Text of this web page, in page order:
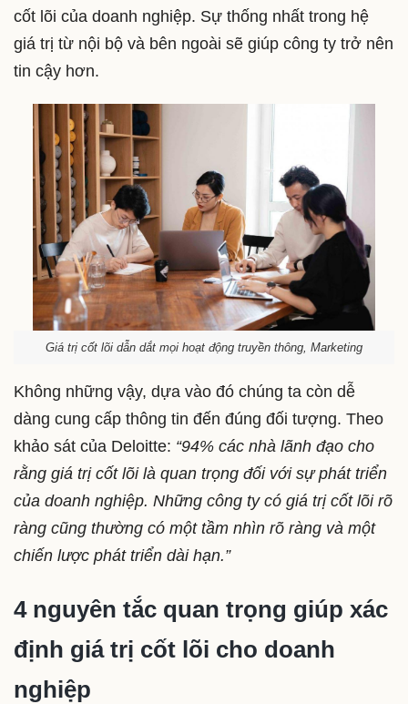
cốt lõi của doanh nghiệp. Sự thống nhất trong hệ
giá trị từ nội bộ và bên ngoài sẽ giúp công ty trở nên
tin cậy hơn.
Giá trị cốt lõi dẫn dắt mọi hoạt động truyền thông, Marketing
Không những vậy, dựa vào đó chúng ta còn dễ
dàng cung cấp thông tin đến đúng đối tượng. Theo
khảo sát của Deloitte: “94% các nhà lãnh đạo cho
rằng giá trị cốt lõi là quan trọng đối với sự phát triển
của doanh nghiệp. Những công ty có giá trị cốt lõi rõ
ràng cũng thường có một tầm nhìn rõ ràng và một
chiến lược phát triển dài hạn.”
4 nguyên tắc quan trọng giúp xác
định giá trị cốt lõi cho doanh
nghiệp